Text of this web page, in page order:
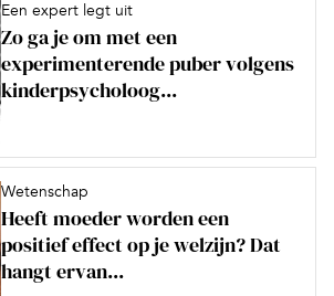
Een expert legt uit
Zo ga je om met een
experimenterende puber volgens
kinderpsycholoog...
Wetenschap
Heeft moeder worden een
positief effect op je welzijn? Dat
hangt ervan...